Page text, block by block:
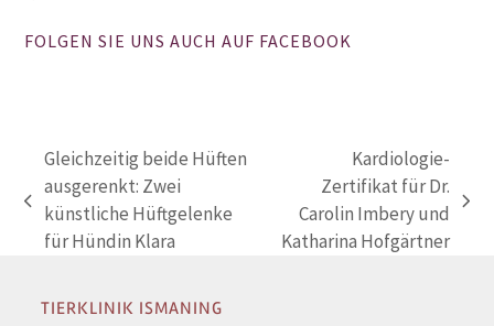
FOLGEN SIE UNS AUCH AUF FACEBOOK
vorheriger
Beitrag:
Gleichzeitig beide Hüften
ausgerenkt: Zwei
künstliche Hüftgelenke
für Hündin Klara
Nächster
Beitrag:
Kardiologie-
Zertifikat für Dr.
Carolin Imbery und
Katharina Hofgärtner
TIERKLINIK ISMANING